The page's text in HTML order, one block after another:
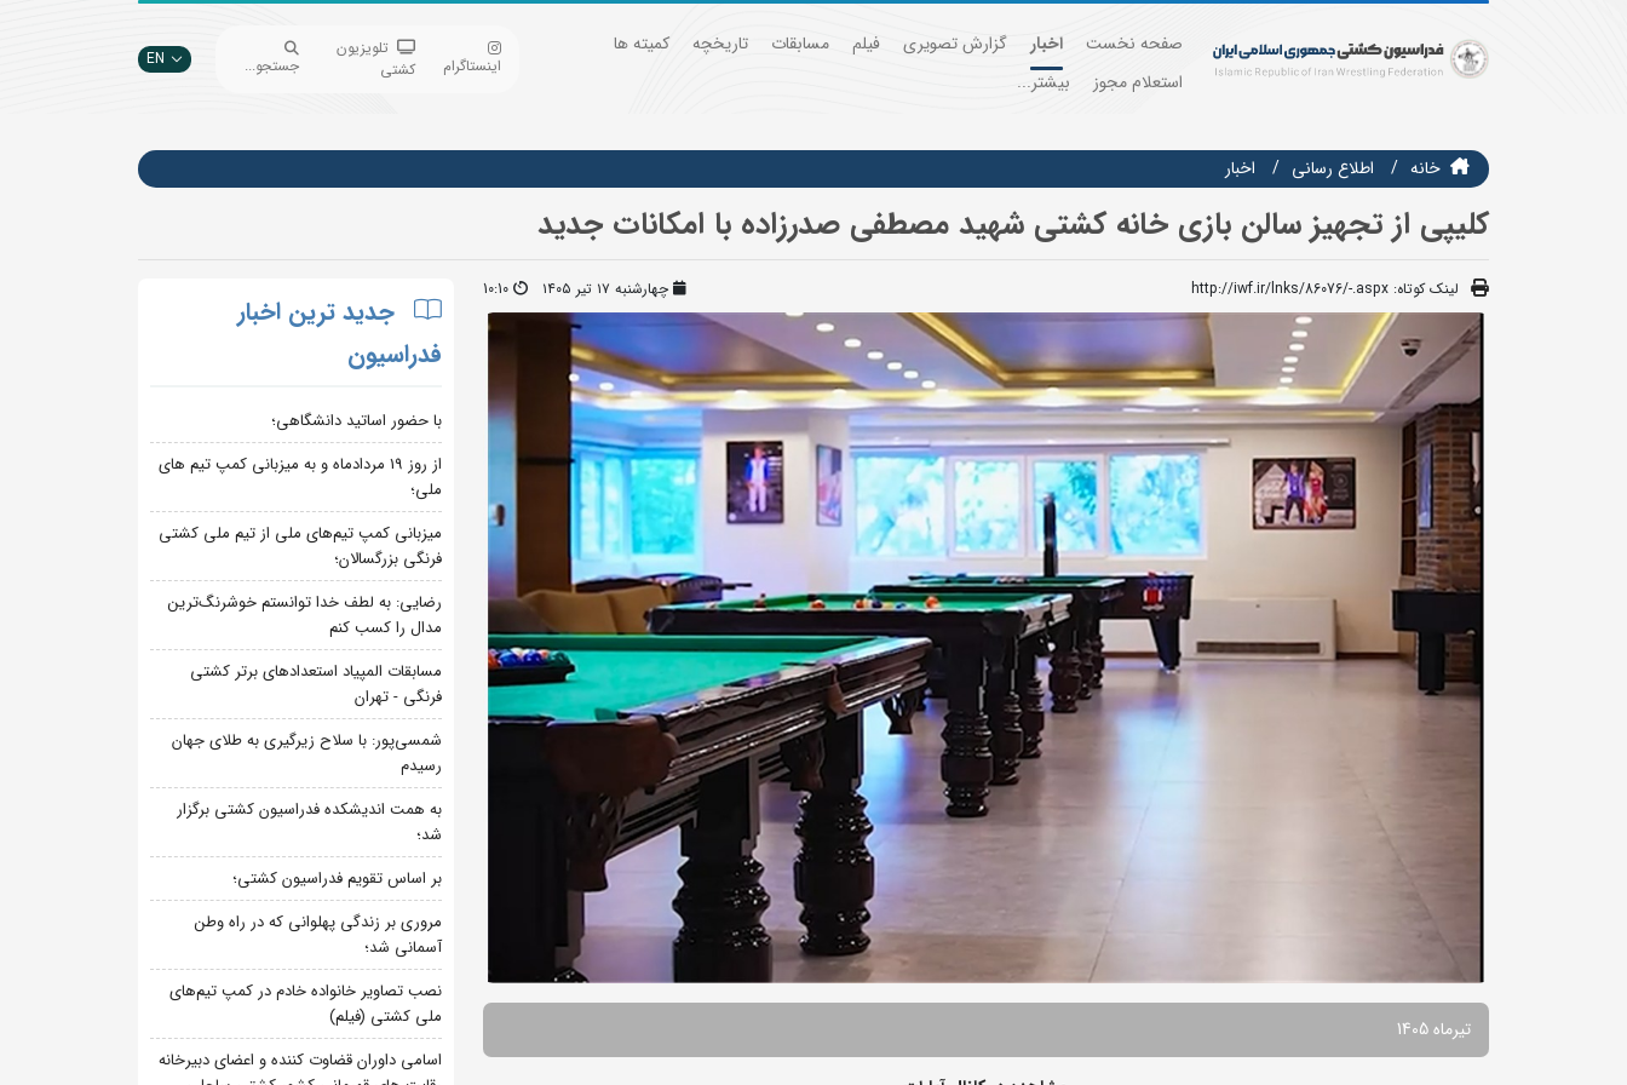
صفحه نخست اخبار گزارش تصویری فیلم مسابقات تاریخچه
کمیته ها
استعلام مجوز
بیشتر...
اینستاگرام
تلویزیون
کشتی
جستجو... EN
خانه اطلاع رسانی اخبار
کلیپی از تجهیز سالن بازی خانه کشتی شهید مصطفی صدرزاده با امکانات جدید
لینک کوتاه: http://iwf.ir/lnks/86076/-.aspx چهارشنبه ۱۷ تیر ۱۴۰۵ 10:10
تیرماه 1405
جدید ترین اخبار
فدراسیون
با حضور اساتید دانشگاهی؛
از روز 19 مردادماه و به میزبانی کمپ تیم های
ملی؛
میزبانی کمپ تیم‌های ملی از تیم ملی کشتی
فرنگی بزرگسالان؛
رضایی: به لطف خدا توانستم خوشرنگ‌ترین
مدال را کسب کنم
مسابقات المپیاد استعدادهای برتر کشتی
فرنگی - تهران
شمسی‌پور: با سلاح زیرگیری به طلای جهان
رسیدم
به همت اندیشکده فدراسیون کشتی برگزار
شد؛
بر اساس تقویم فدراسیون کشتی؛
مروری بر زندگی پهلوانی که در راه وطن
آسمانی شد؛
نصب تصاویر خانواده خادم در کمپ تیم‌های
ملی کشتی (فیلم)
اسامی داوران قضاوت کننده و اعضای دبیرخانه